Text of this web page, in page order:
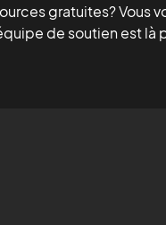
gratuites? Vous
de soutien est là